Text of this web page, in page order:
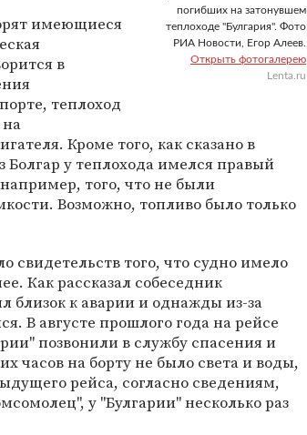
погибших на затонувшем
теплоходе "Булгария". Фото
РИА Новости, Егор Алеев.
Открыть фотогалерею
Lenta.ru
имеющиеся
в
теплоход
Кроме того, как сказано в
у теплохода имелся правый
того, что не были
Возможно, топливо было только
свидетельств того, что судно имело
Как рассказал собеседник
близок к аварии и однажды из-за
В августе прошлого года на рейсе
позвонили в службу спасения и
часов на борту не было света и воды,
рейса, согласно сведениям,
у "Булгарии" несколько раз